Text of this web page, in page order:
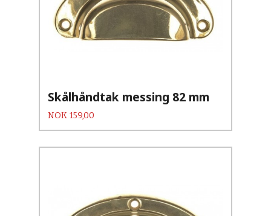
Skålhåndtak messing 82 mm
Pris
NOK 159,00